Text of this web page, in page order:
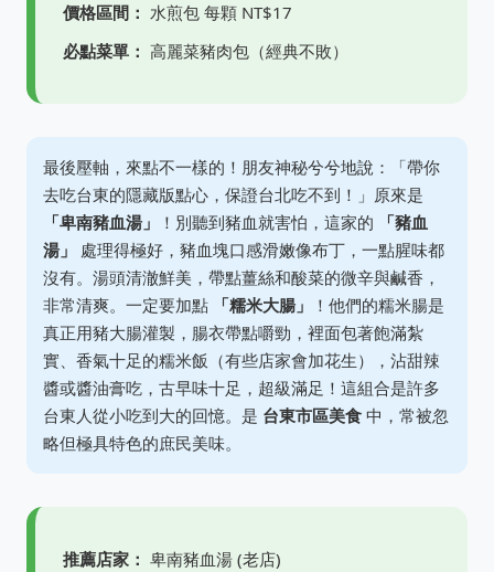
價格區間： 水煎包 每顆 NT$17
必點菜單： 高麗菜豬肉包（經典不敗）
最後壓軸，來點不一樣的！朋友神秘兮兮地說：「帶你
去吃台東的隱藏版點心，保證台北吃不到！」原來是
「卑南豬血湯」
！別聽到豬血就害怕，這家的
「豬血
湯」
處理得極好，豬血塊口感滑嫩像布丁，一點腥味都
沒有。湯頭清澈鮮美，帶點薑絲和酸菜的微辛與鹹香，
非常清爽。一定要加點
「糯米大腸」
！他們的糯米腸是
真正用豬大腸灌製，腸衣帶點嚼勁，裡面包著飽滿紮
實、香氣十足的糯米飯（有些店家會加花生），沾甜辣
醬或醬油膏吃，古早味十足，超級滿足！這組合是許多
台東人從小吃到大的回憶。是 台東市區美食 中，常被忽
略但極具特色的庶民美味。
推薦店家： 卑南豬血湯 (老店)